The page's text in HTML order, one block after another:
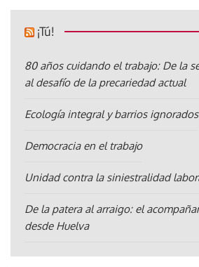
¡Tú!
80 años cuidando el trabajo: De la
al desafío de la precariedad actual
Ecología integral y barrios ignorados
Democracia en el trabajo
Unidad contra la siniestralidad
De la patera al arraigo: el
desde Huelva